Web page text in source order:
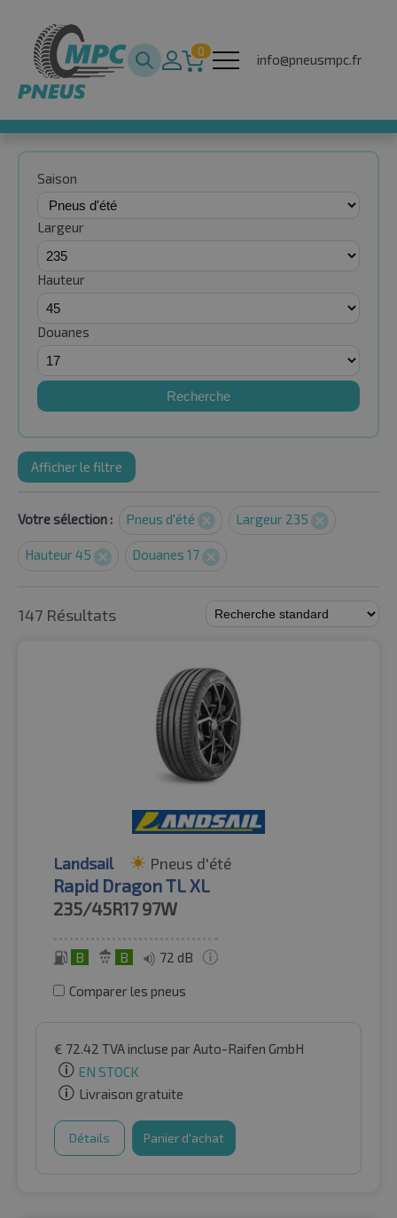
0
info@pneusmpc.fr
Saison
Largeur
Hauteur
Douanes
Recherche
Afficher le filtre
Votre sélection : Pneus d'été Largeur 235
Hauteur 45 Douanes 17
147 Résultats
Landsail Pneus d'été
Rapid Dragon TL XL
235/45R17 97W
B B 72 dB
Comparer les pneus
€ 72.42 TVA incluse par Auto-Raifen GmbH
EN STOCK
Livraison gratuite
Détails Panier d'achat